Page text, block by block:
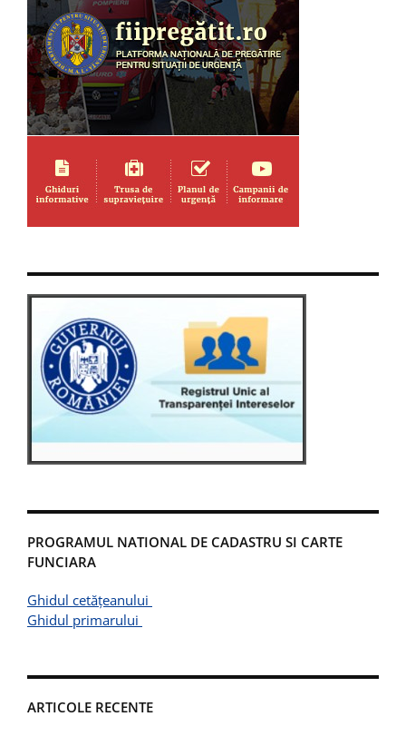
PROGRAMUL NATIONAL DE CADASTRU SI CARTE
FUNCIARA
Ghidul cetățeanului
Ghidul primarului
ARTICOLE RECENTE